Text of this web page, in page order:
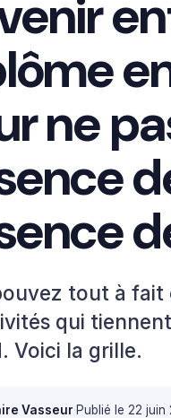
ne
tout à fait
qui
Voici la grille.
Vasseur·Publié le 22 juin